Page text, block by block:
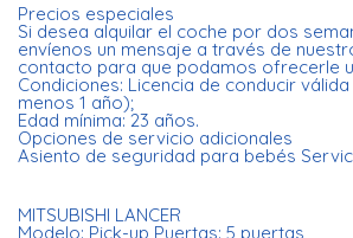
Precios especiales
Si desea alquilar el coche por dos
envíenos un mensaje a través de
contacto para que podamos ofrecerle
Condiciones: Licencia de conducir
menos 1 año);
Edad mínima: 23 años.
Opciones de servicio adicionales
Asiento de seguridad para bebés
MITSUBISHI LANCER
Modelo: Pick-up Puertas: 5 puertas